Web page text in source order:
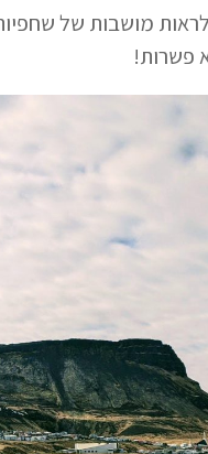
מושבות של
פשרות!